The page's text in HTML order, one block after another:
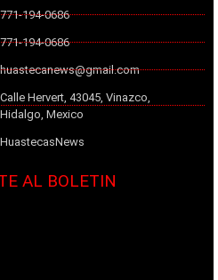
771-194-0686
771-194-0686
huastecanews@gmail.com
Calle Hervert, 43045, Vinazco,
Hidalgo, Mexico
HuastecasNews
AL BOLETIN